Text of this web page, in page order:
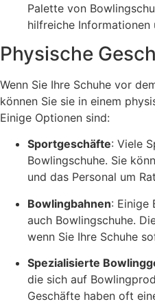
Palette von
hilfreiche Informationen
Physische
Wenn Sie Ihre Schuhe vor
können Sie sie in einem
Einige Optionen sind:
Sportgeschäfte: Viele
Bowlingschuhe. Sie
und das Personal um
Bowlingbahnen: Einige
auch Bowlingschuhe.
wenn Sie Ihre Schuhe
Spezialisierte
die sich auf
Geschäfte haben oft